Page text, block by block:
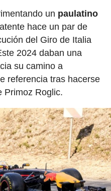
un paulatino
hace un par de
del Giro de Italia
2024 daban una
su camino a
referencia tras hacerse
Primoz Roglic.